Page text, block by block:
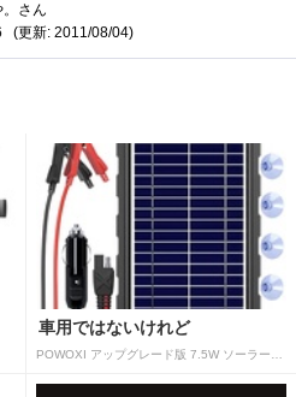
さん
(更新: 2011/08/04)
車用ではないけれど
POWOXI アップグレード版 7.5W ソーラーバッテリートリクルチャージャーメンテナー 12V ポータブル防水ソーラーパネル トリクル充電キット 車、自動車、オートバイ、ボート、マリン、RV、トレーラー、スノーモービルなど用